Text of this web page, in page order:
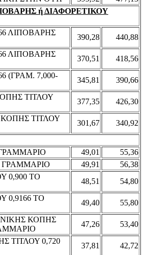
ή ΔΙΑΦΟΡΕΤΙΚΟΥ
ΛΙΠΟΒΑΡΗΣ
390,28
440,88
ΛΙΠΟΒΑΡΗΣ
370,51
418,56
(ΓΡΑΜ. 7,000-
345,81
390,66
ΤΙΤΛΟΥ
377,35
426,30
ΚΟΠΗΣ ΤΙΤΛΟΥ
301,67
340,92
49,01
55,36
ΓΡΑΜΜΑΡΙΟ
49,91
56,38
0,900 ΤΟ
48,51
54,80
0,9166 ΤΟ
49,40
55,80
ΚΟΠΗΣ
47,26
53,40
ΤΙΤΛΟΥ 0,720
37,81
42,72